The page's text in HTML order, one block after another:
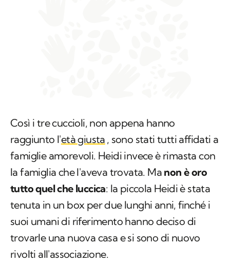
Così i tre cuccioli, non appena hanno
raggiunto l'età giusta , sono stati tutti affidati a
famiglie amorevoli. Heidi invece è rimasta con
la famiglia che l'aveva trovata. Ma non è oro
tutto quel che luccica: la piccola Heidi è stata
tenuta in un box per due lunghi anni, finché i
suoi umani di riferimento hanno deciso di
trovarle una nuova casa e si sono di nuovo
rivolti all'associazione.